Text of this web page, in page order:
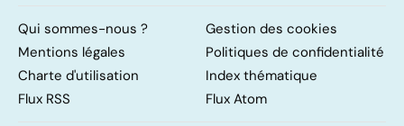
Qui sommes-nous ?
Gestion des cookies
Mentions légales
Politiques de confidentialité
Charte d'utilisation
Index thématique
Flux RSS
Flux Atom